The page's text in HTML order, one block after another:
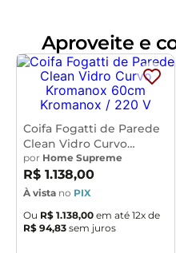
pouco maior que o fogão
na Parede Observação,
instalação no teto. Caso
no teto, basta pesquisar
marca desejada Atenção
escolhida antes de finalizar
Função depurador ou
ativado Filtro externo
Painel de funções Mecânico
Iluminação com lâmpadas
fingerprint - material
de dedo na coifa Suporte
Aproveite e
Coifa Fogatti de Parede
Clean Vidro Curvo
Kromanox 60cm
por Home Supreme
R$ 1.138,00
À vista no PIX
Ou R$ 1.138,00 em até 12x de
R$ 94,83 sem juros